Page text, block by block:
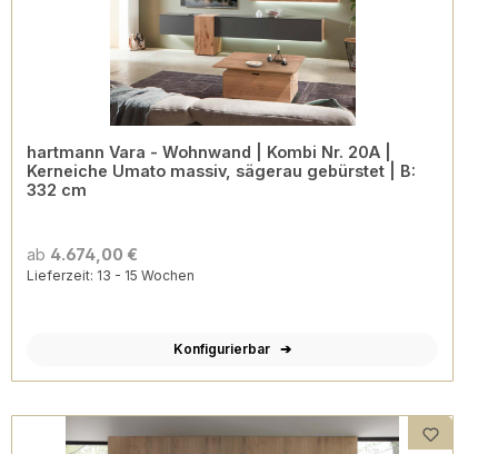
hartmann Vara - Wohnwand | Kombi Nr. 20A |
Kerneiche Umato massiv, sägerau gebürstet | B:
332 cm
ab 4.674,00 €
Lieferzeit: 13 - 15 Wochen
Konfigurierbar